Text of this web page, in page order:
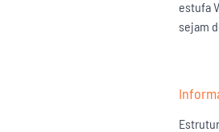
estufa
sejam